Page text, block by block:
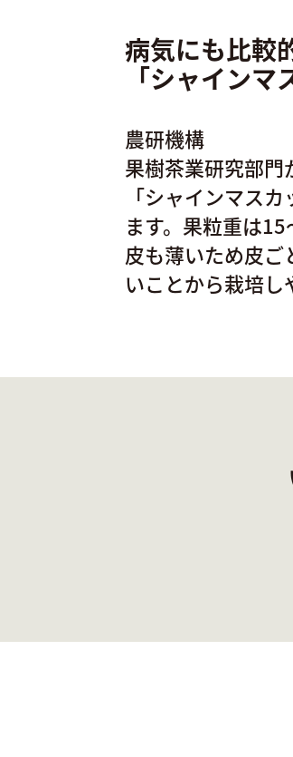
病気にも比較
「シャインマ
農研機構
果樹茶業研究部門
「シャインマス
ます。果粒重は
皮も薄いため皮ご
いことから栽培し